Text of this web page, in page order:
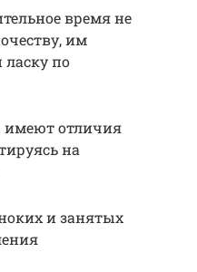
время не
им
по
имеют отличия
на
и занятых